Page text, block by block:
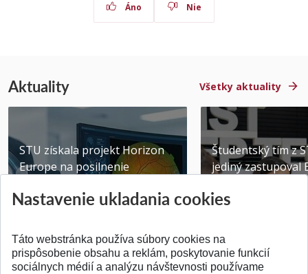
Áno Nie
Aktuality Všetky aktuality
STU získala projekt Horizon
Europe na posilnenie
Publikované 31.07.2026
Študentský tím z
jediný zastupoval
Publikované
Nastavenie ukladania cookies
Táto webstránka používa súbory cookies na
prispôsobenie obsahu a reklám, poskytovanie funkcií
sociálnych médií a analýzu návštevnosti používame